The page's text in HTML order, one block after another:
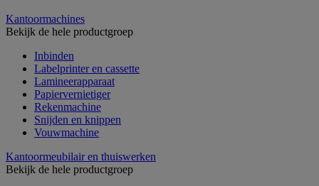
Kantoormachines
Bekijk de hele productgroep
Inbinden
Labelprinter en cassette
Lamineerapparaat
Papiervernietiger
Rekenmachine
Snijden en knippen
Vouwmachine
Kantoormeubilair en thuiswerken
Bekijk de hele productgroep